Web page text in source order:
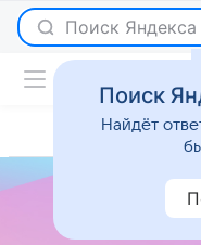
Поиск Яндекса
Поиск
Найдёт